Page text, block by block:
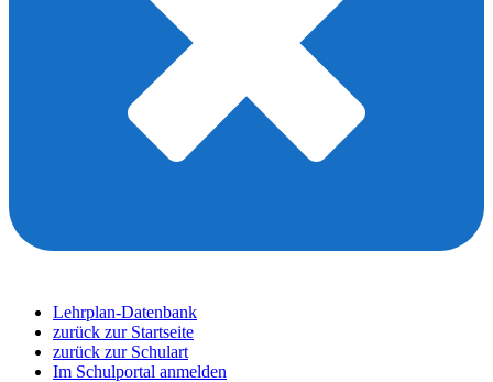
Lehrplan-Datenbank
zurück zur Startseite
zurück zur Schulart
Im Schulportal anmelden